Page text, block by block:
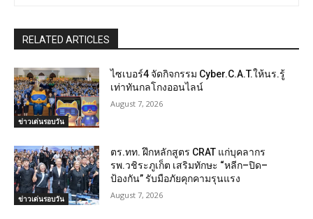
RELATED ARTICLES
ข่าวเด่นรอบวัน
ไซเบอร์4 จัดกิจกรรม Cyber.C.A.T.ให้นร.รู้
เท่าทันกลโกงออนไลน์
August 7, 2026
ข่าวเด่นรอบวัน
ตร.ทท. ฝึกหลักสูตร CRAT แก่บุคลากร
รพ.วชิระภูเก็ต เสริมทักษะ “หลีก–ปิด–
ป้องกัน” รับมือภัยคุกคามรุนแรง
August 7, 2026